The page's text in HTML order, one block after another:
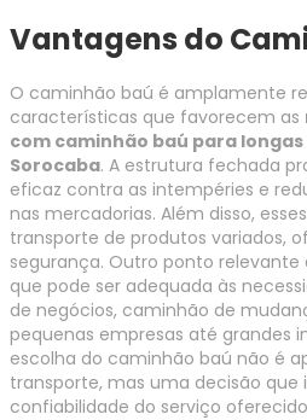
Vantagens do
O caminhão baú é amplamente
características que favorecem as
com caminhão baú para
Sorocaba. A estrutura fechada
eficaz contra as intempéries e
nas mercadorias. Além disso,
transporte de produtos variados,
segurança. Outro ponto
que pode ser adequada às
de negócios, caminhão de
pequenas empresas até grandes
escolha do caminhão baú não é
transporte, mas uma decisão
confiabilidade do serviço